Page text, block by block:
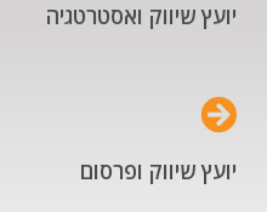
יועץ שיווק ואסטרטגיה
יועץ שיווק ופרסום